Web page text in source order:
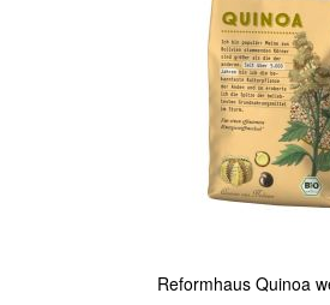
Reformhaus Quinoa